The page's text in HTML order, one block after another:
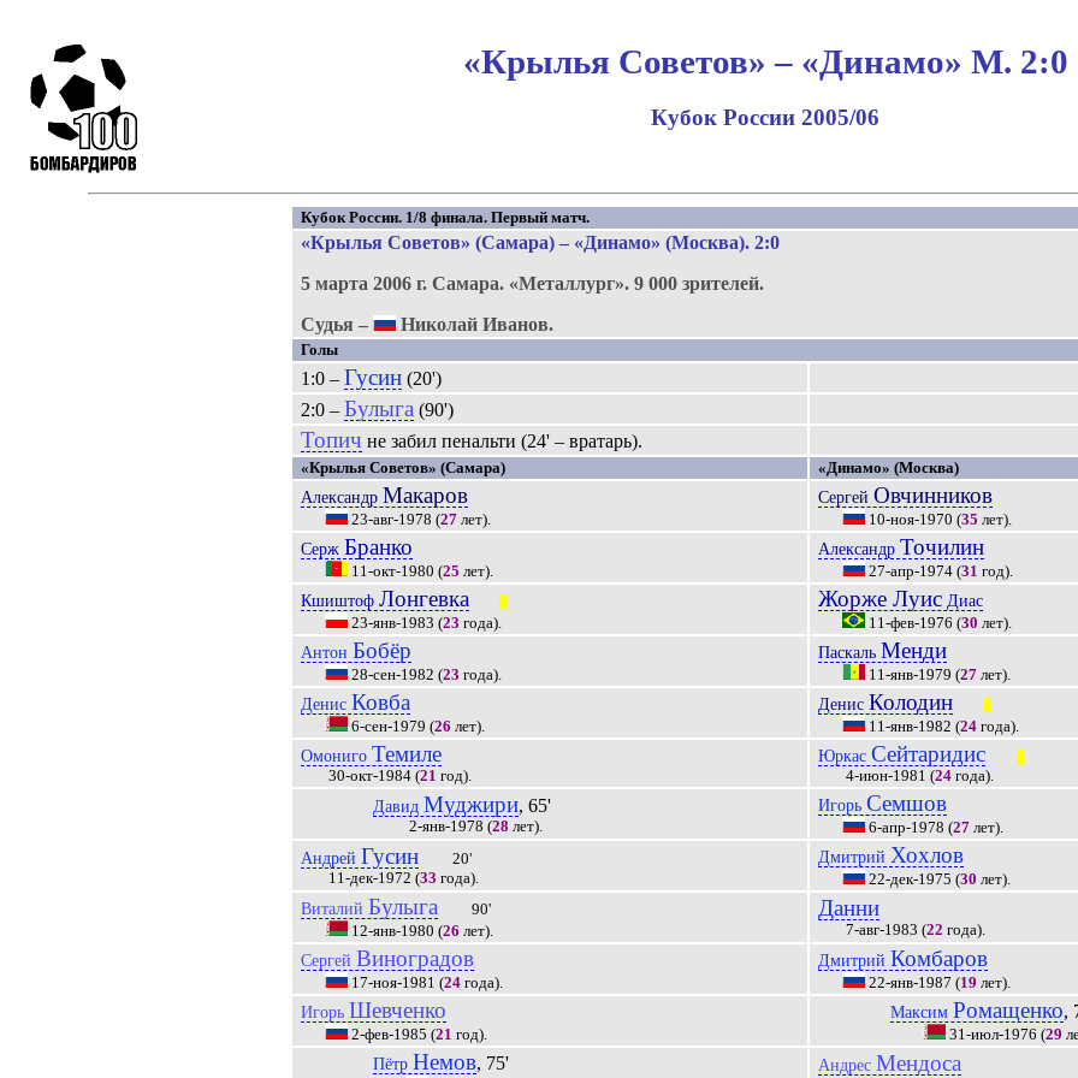
«Крылья Советов» – «Динамо» М. 2:0
Кубок России 2005/06
Кубок России. 1/8 финала. Первый матч.
«Крылья Советов» (Самара) – «Динамо» (Москва). 2:0
5 марта 2006 г. Самара. «Металлург».9 000 зрителей.
Судья –
Николай Иванов.
Голы
1:0 – Гусин (20')
2:0 – Булыга (90')
Топич не забил пенальти (24' – вратарь).
«Крылья Советов» (Самара) «Динамо» (Москва)
Александр Макаров
23-авг-1978 (27 лет).
СергейОвчинников
10-ноя-1970 (35 лет).
Серж Бранко
11-окт-1980 (25 лет).
АлександрТочилин
27-апр-1974 (31 год).
КшиштофЛонгевка
23-янв-1983 (23 года).
Жорже Луис Диас
11-фев-1976 (30 лет).
Антон Бобёр
28-сен-1982 (23 года).
Паскаль Менди
11-янв-1979 (27 лет).
Денис Ковба
6-сен-1979 (26 лет).
Денис Колодин
11-янв-1982 (24 года).
ОмонигоТемиле
30-окт-1984 (21 год).
ЮркасСейтаридис
4-июн-1981 (24 года).
Давид Муджири, 65'
2-янв-1978 (28 лет).
ИгорьСемшов
6-апр-1978 (27 лет).
Андрей Гусин
20'
11-дек-1972 (33 года).
Дмитрий Хохлов
22-дек-1975 (30 лет).
Виталий Булыга
90'
12-янв-1980 (26 лет).
Данни
7-авг-1983 (22 года).
Сергей Виноградов
17-ноя-1981 (24 года).
Дмитрий Комбаров
22-янв-1987 (19 лет).
Игорь Шевченко
2-фев-1985 (21 год).
Максим Ромащенко,
31-июл-1976 (29
Пётр Немов, 75' Андрес Мендоса